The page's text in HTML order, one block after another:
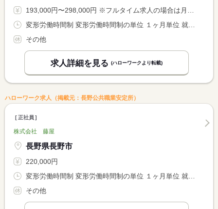
193,000円〜298,000円 ※フルタイム求人の場合は月額（換算額）、パート求人の場合は時間額を表示しています。
その他
求人詳細を見る (ハローワークより転載)
ハローワーク求人（掲載元：長野公共職業安定所）
正社員
株式会社 藤屋
長野県長野市
220,000円
その他